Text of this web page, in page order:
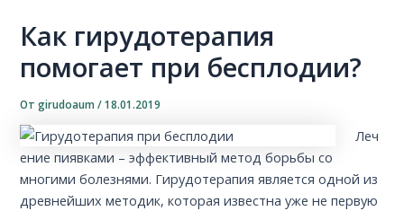
Как гирудотерапия
помогает при бесплодии?
Отgirudoaum/18.01.2019
Леч
ение пиявками – эффективный метод борьбы со
многими болезнями. Гирудотерапия является одной из
древнейших методик, которая известна уже не первую